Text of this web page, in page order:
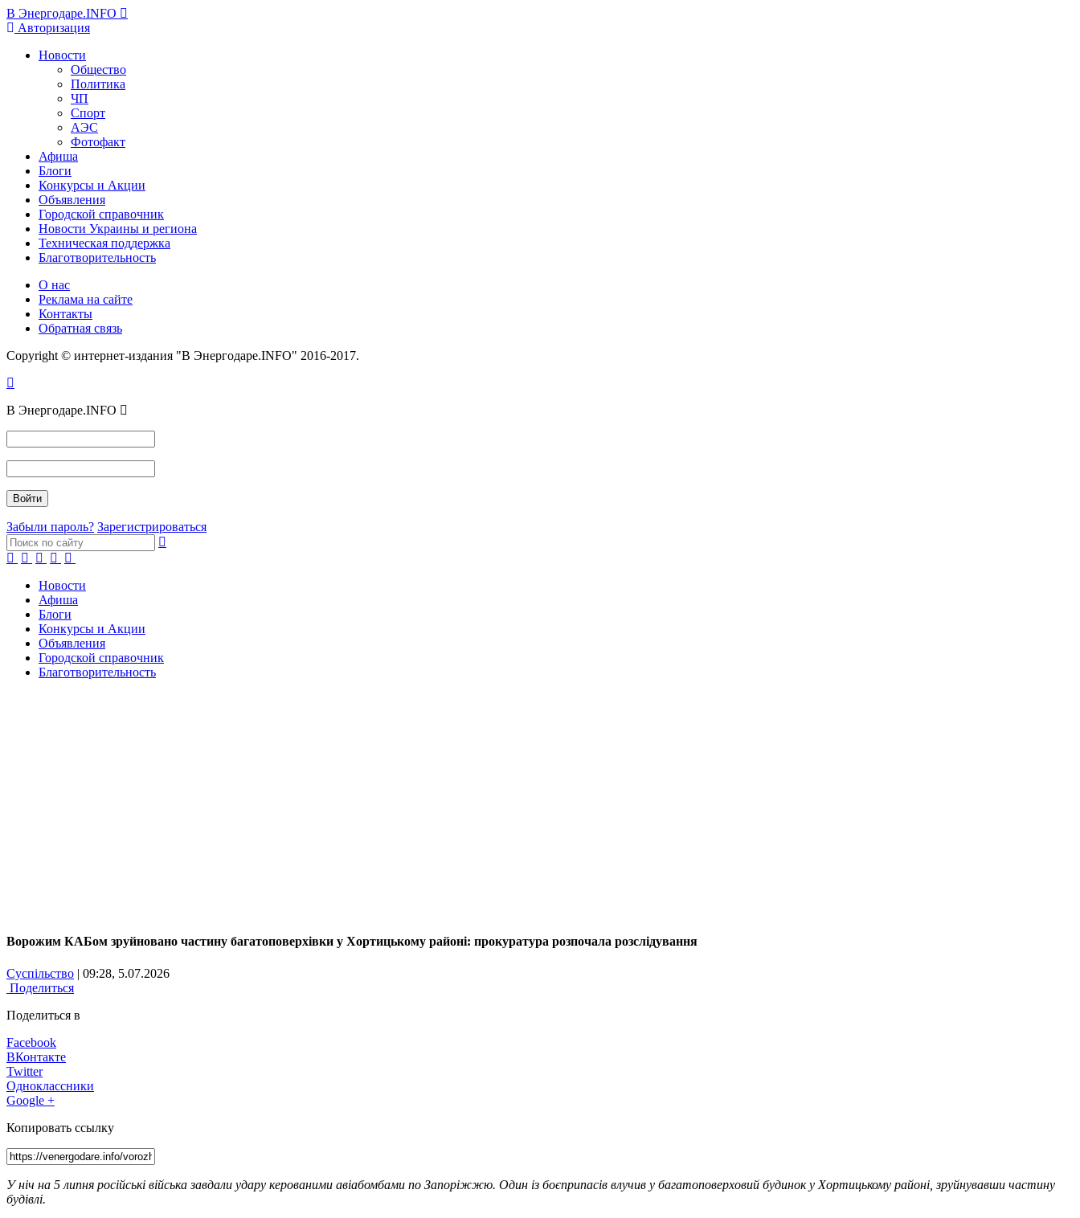
В Энергодаре.INFO
Авторизация
Новости
Общество
Политика
ЧП
Спорт
АЭС
Фотофакт
Афиша
Блоги
Конкурсы и Акции
Объявления
Городской справочник
Новости Украины и региона
Техническая поддержка
Благотворительность
О нас
Реклама на сайте
Контакты
Обратная связь
Copyright © интернет-издания "В Энергодаре.INFO" 2016-2017.
В Энергодаре.INFO
Забыли пароль? Зарегистрироваться
Новости
Афиша
Блоги
Конкурсы и Акции
Объявления
Городской справочник
Благотворительность
Ворожим КАБом зруйновано частину багатоповерхівки у Хортицькому районі: прокуратура розпочала розслідування
Суспільство | 09:28, 5.07.2026
Поделиться
Поделиться в
Facebook
ВКонтакте
Twitter
Одноклассники
Google +
Копировать ссылку
У ніч на 5 липня російські війська завдали удару керованими авіабомбами по Запоріжжю. Один із боєприпасів влучив у багатоповерховий будинок у Хортицькому районі, зруйнувавши частину
будівлі.